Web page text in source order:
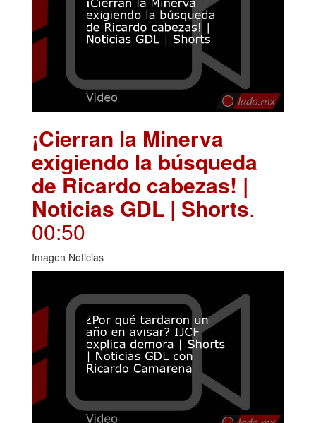
¡Cierran la Minerva
exigiendo la búsqueda
de Ricardo cabezas! |
Noticias GDL | Shorts.
00:50
Imagen Noticias